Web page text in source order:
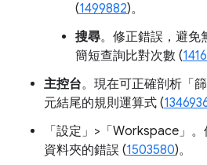
(1499882)。
搜尋。修正錯誤，避免
簡短查詢比對次數 (
主控台。現在可正確剖析「篩
元結尾的規則運算式 (
「設定」>「Workspace」。
資料夾的錯誤 (1503580)。